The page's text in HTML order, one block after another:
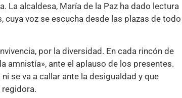
La alcaldesa, María de la Paz ha dado lectura
voz se escucha desde las plazas de todo
por la diversidad. En cada rincón de
amnistía», ante el aplauso de los presentes.
se va a callar ante la desigualdad y que